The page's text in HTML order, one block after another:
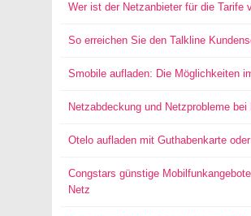
Wer ist der Netzanbieter für die Tarife
So erreichen Sie den Talkline
Smobile aufladen: Die Möglichkeiten
Netzabdeckung und Netzprobleme bei
Otelo aufladen mit Guthabenkarte
Congstars günstige
Netz